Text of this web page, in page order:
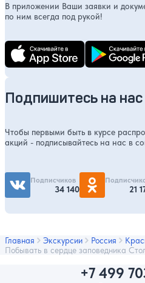
В приложении Ваши заявки и
по ним всегда под рукой!
Подпишитесь на нас
Чтобы первыми быть в курсе
акций - подписывайтесь на нас в
Подписчиков
34 140 21
Главная Экскурсии Россия
Побывать в сердце заповедника
+7 499